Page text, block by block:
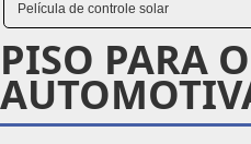
Película de controle solar
PISO PARA